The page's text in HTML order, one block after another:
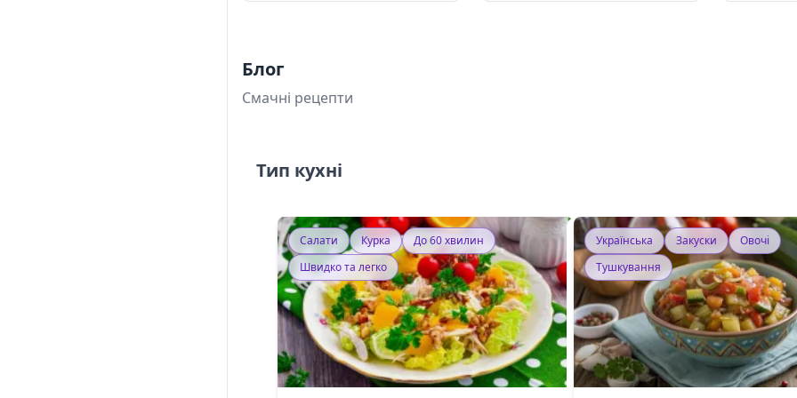
Блог
Смачні рецепти
Тип кухні
Салати Курка
До 60 хвилин
Швидко та легко
Українська Закуски
Овочі
Тушкування